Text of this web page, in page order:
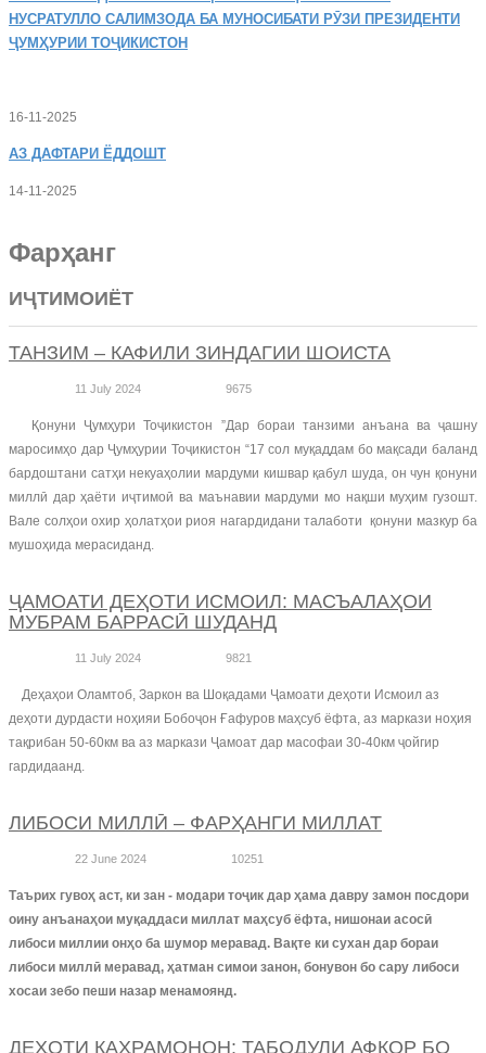
НУСРАТУЛЛО САЛИМЗОДА БА МУНОСИБАТИ РӮЗИ ПРЕЗИДЕНТИ
ҶУМҲУРИИ ТОҶИКИСТОН
16-11-2025
АЗ ДАФТАРИ ЁДДОШТ
14-11-2025
Фарҳанг
ИҶТИМОИЁТ
ТАНЗИМ – КАФИЛИ ЗИНДАГИИ ШОИСТА
11 July 2024 9675
Қонуни Ҷумҳури Тоҷикистон ”Дар бораи танзими анъана ва ҷашну
маросимҳо дар Ҷумҳурии Тоҷикистон “17 сол муқаддам бо мақсади баланд
бардоштани сатҳи некуаҳолии мардуми кишвар қабул шуда, он чун қонуни
миллӣ дар ҳаёти иҷтимоӣ ва маънавии мардуми мо нақши муҳим гузошт.
Вале солҳои охир ҳолатҳои риоя нагардидани талаботи қонуни мазкур ба
мушоҳида мерасиданд.
ҶАМОАТИ ДЕҲОТИ ИСМОИЛ: МАСЪАЛАҲОИ
МУБРАМ БАРРАСӢ ШУДАНД
11 July 2024 9821
Деҳаҳои Оламтоб, Заркон ва Шоқадами Ҷамоати деҳоти Исмоил аз
деҳоти дурдасти ноҳияи Бобоҷон Ғафуров маҳсуб ёфта, аз маркази ноҳия
тақрибан 50-60км ва аз маркази Ҷамоат дар масофаи 30-40км ҷойгир
гардидаанд.
ЛИБОСИ МИЛЛӢ – ФАРҲАНГИ МИЛЛАТ
22 June 2024 10251
Таърих гувоҳ аст, ки зан - модари тоҷик дар ҳама давру замон посдори
оину анъанаҳои муқаддаси миллат маҳсуб ёфта, нишонаи асосӣ
либоси миллии онҳо ба шумор меравад. Вақте ки сухан дар бораи
либоси миллӣ меравад, ҳатман симои занон, бонувон бо сару либоси
хосаи зебо пеши назар менамоянд.
ДЕҲОТИ КАҲРАМОНОН: ТАБОДУЛИ АФКОР БО